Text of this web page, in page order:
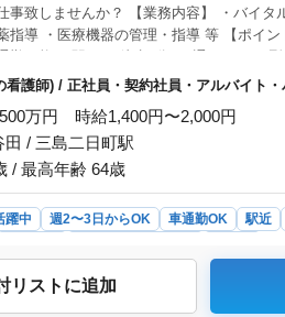
事致しませんか？ 【業務内容】 ・バイタ
指導 ・医療機器の管理・指導 等 【ポイン
勤可能 ・駅チカ(徒歩8分程) 通いやすい
迎！皆様のご応募お待ちしております！
看護師) / 正社員・契約社員・アルバイト・
万円 時給1,400円〜2,000円
/ 三島二日町駅
/ 最高年齢 64歳
躍中 週2〜3日からOK 車通勤OK 駅近
市谷田での訪問看護のお仕事です。
リスト に追加